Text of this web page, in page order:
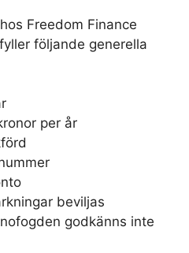
Freedom Finance
följande generella
per år
beviljas
godkänns inte